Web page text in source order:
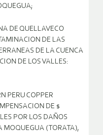
DE QUELLAVECO
DE LAS
DE LA CUENCA
DE LOS VALLES:
PERU COPPER
DE $
POR LOS DAÑOS
MOQUEGUA (TORATA),